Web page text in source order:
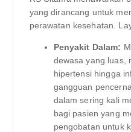
yang dirancang untuk
perawatan kesehatan.
Penyakit Dalam:
dewasa yang luas,
hipertensi hingga
gangguan
dalam sering kali
bagi pasien yang
pengobatan untuk